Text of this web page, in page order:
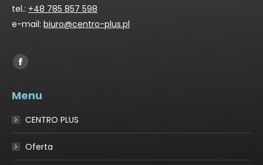
tel.: +48 785 857 598
e-mail: biuro@centro-plus.pl
Find us on:
Facebook
opens
in
window
Menu
CENTRO PLUS
Oferta